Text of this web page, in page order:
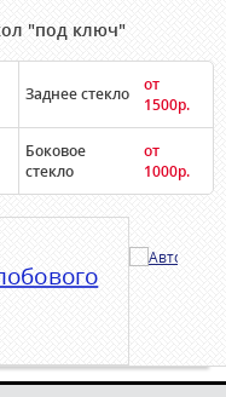
"под ключ"
Заднее стекло
от
1500р.
Боковое
стекло
от
1000р.